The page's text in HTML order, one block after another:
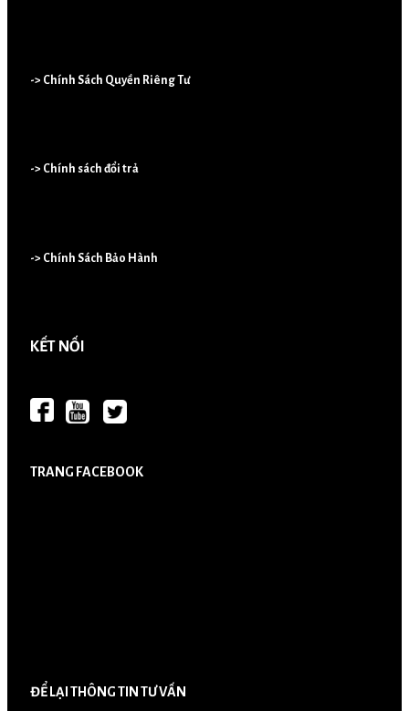
-> Chính Sách Quyền Riêng Tư
-> Chính sách đổi trả
-> Chính Sách Bảo Hành
KẾT NỐI
TRANG FACEBOOK
ĐỂ LẠI THÔNG TIN TƯ VẤN